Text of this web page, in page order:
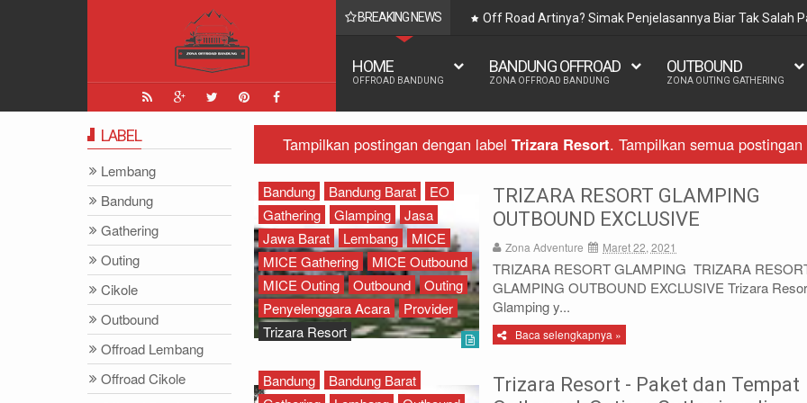
BREAKING NEWS
Paling Seru - Zona Adventure Indonesia Off Road Artinya? Simak Penjelasannya Biar Tak Salah
HOME
OFFROAD BANDUNG
BANDUNG OFFROAD
ZONA OFFROAD BANDUNG
OUTBOUND
ZONA OUTING GATHERING
Tampilkan postingan dengan label Trizara Resort. Tampilkan semua postingan
TRIZARA RESORT GLAMPING
OUTBOUND EXCLUSIVE
Zona Adventure Maret 22, 2021
TRIZARA RESORT GLAMPING TRIZARA
GLAMPING OUTBOUND EXCLUSIVE Trizara
Glamping y...
Baca selengkapnya »
Bandung Bandung Barat
EO
Gathering
Glamping
Jasa
Jawa Barat
Lembang
MICE
MICE Gathering
MICE Outbound
MICE Outing
Outbound
Outing
Penyelenggara Acara
Provider
Trizara Resort
Trizara Resort - Paket dan Tempat
Bandung
Bandung Barat
LABEL
Lembang
Bandung
Gathering
Outing
Cikole
Outbound
Offroad Lembang
Offroad Cikole